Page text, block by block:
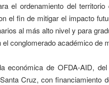
el ordenamiento del
el fin de mitigar el impacto
al más alto nivel y para
conglomerado académico de
económica de OFDA-AID,
Cruz, con